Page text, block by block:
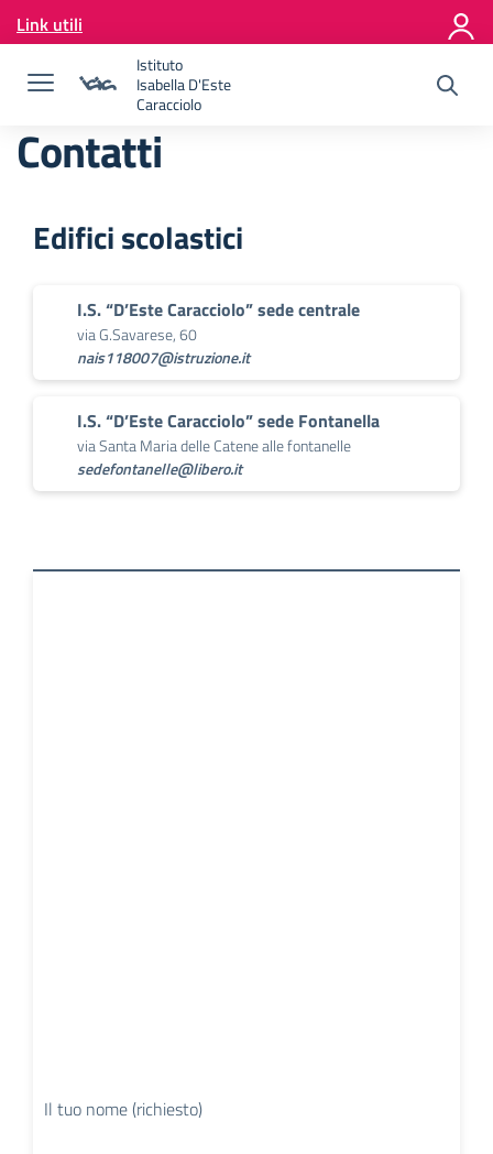
Vai ai contenuti
Vai al menu di navigazione
Link utili
Istituto
Isabella D'Este
Caracciolo
Contatti
Edifici scolastici
I.S. “D’Este Caracciolo” sede centrale
via G.Savarese, 60
nais118007@istruzione.it
I.S. “D’Este Caracciolo” sede Fontanella
via Santa Maria delle Catene alle fontanelle
sedefontanelle@libero.it
Il tuo nome (richiesto)